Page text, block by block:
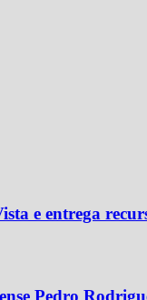
e entrega
Pedro